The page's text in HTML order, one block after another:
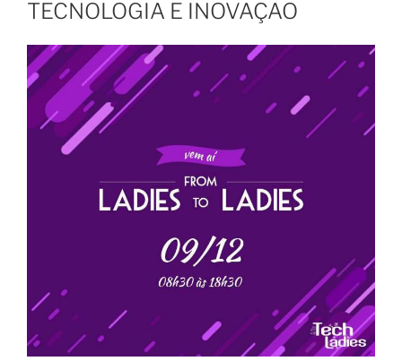
TECNOLOGIA E INOVAÇÃO